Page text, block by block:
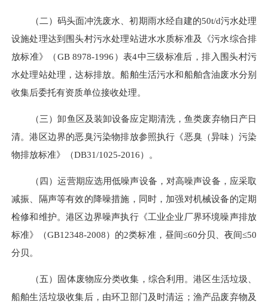
（二）码头面冲洗废水、初期雨水经自建的50t/d污水处理
设施处理达到围头村污水处理站进水水质标准及《污水综合排
放标准》（GB 8978-1996）表4中三级标准后，排入围头村污
水处理站处理，达标排放。船舶生活污水和船舶含油废水分别
收集后委托有资质单位接收处理。
（三）卸鱼区及装卸设备应定期清洗，鱼类废弃物日产日
清。港区边界的恶臭污染物排放参照执行《恶臭（异味）污染
物排放标准》（DB31/1025-2016）。
（四）运营期应选用低噪声设备，对高噪声设备，应采取
减振、隔声等有效的降噪措施，同时，加强对机械设备的定期
检修和维护。港区边界噪声执行《工业企业厂界环境噪声排放
标准》（GB12348-2008）的2类标准，昼间≤60分贝、夜间≤50
分贝。
（五） 固体废物应分类收集，综合利用。港区生活垃圾、
船舶生活垃圾收集后，由环卫部门及时清运；渔产品废弃物及